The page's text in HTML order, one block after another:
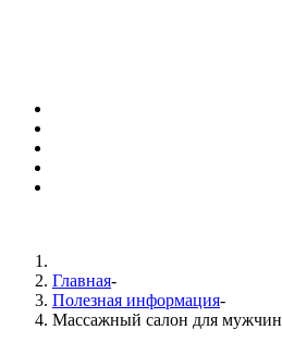
Главная-
Полезная информация-
Массажный салон для мужчин